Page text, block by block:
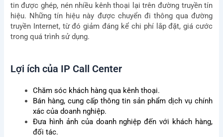
tin được ghép, nén nhiều kênh thoại lại trên đường truyền tín
hiệu. Những tín hiệu này được chuyển đi thông qua đường
truyền Internet, từ đó giảm đáng kể chi phí lắp đặt, giá cước
trong quá trình sử dụng.
Lợi ích của IP Call Center
Chăm sóc khách hàng qua kênh thoại.
Bán hàng, cung cấp thông tin sản phẩm dịch vụ chính
xác của doanh nghiệp.
Đưa hình ảnh của doanh nghiệp đến với khách hàng,
đối tác.